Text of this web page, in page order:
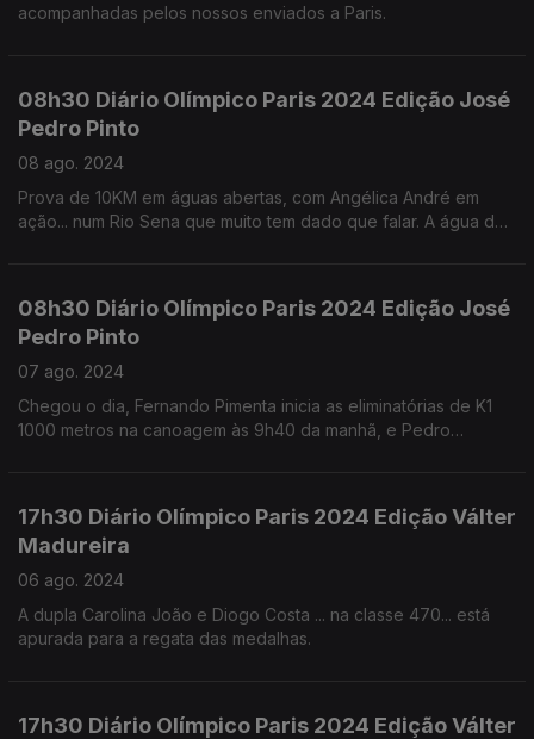
acompanhadas pelos nossos enviados a Paris.
08h30 Diário Olímpico Paris 2024 Edição José
Pedro Pinto
08 ago. 2024
Prova de 10KM em águas abertas, com Angélica André em
ação... num Rio Sena que muito tem dado que falar. A água do
08h30 Diário Olímpico Paris 2024 Edição José
Pedro Pinto
07 ago. 2024
Chegou o dia, Fernando Pimenta inicia as eliminatórias de K1
1000 metros na canoagem às 9h40 da manhã, e Pedro
17h30 Diário Olímpico Paris 2024 Edição Válter
Madureira
06 ago. 2024
A dupla Carolina João e Diogo Costa ... na classe 470... está
apurada para a regata das medalhas.
17h30 Diário Olímpico Paris 2024 Edição Válter